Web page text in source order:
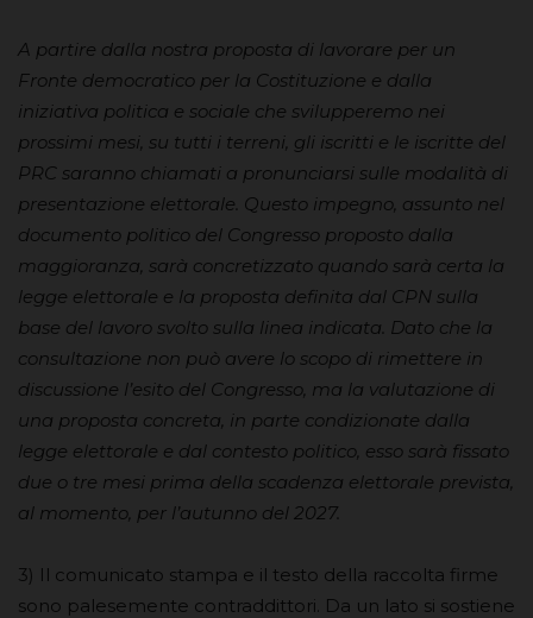
A partire dalla nostra proposta di lavorare per un
Fronte democratico per la Costituzione e dalla
iniziativa politica e sociale che svilupperemo nei
prossimi mesi, su tutti i terreni, gli iscritti e le iscritte del
PRC saranno chiamati a pronunciarsi sulle modalità di
presentazione elettorale. Questo impegno, assunto nel
documento politico del Congresso proposto dalla
maggioranza, sarà concretizzato quando sarà certa la
legge elettorale e la proposta definita dal CPN sulla
base del lavoro svolto sulla linea indicata. Dato che la
consultazione non può avere lo scopo di rimettere in
discussione l’esito del Congresso, ma la valutazione di
una proposta concreta, in parte condizionate dalla
legge elettorale e dal contesto politico, esso sarà fissato
due o tre mesi prima della scadenza elettorale prevista,
al momento, per l’autunno del 2027.
3) Il comunicato stampa e il testo della raccolta firme
sono palesemente contraddittori. Da un lato si sostiene